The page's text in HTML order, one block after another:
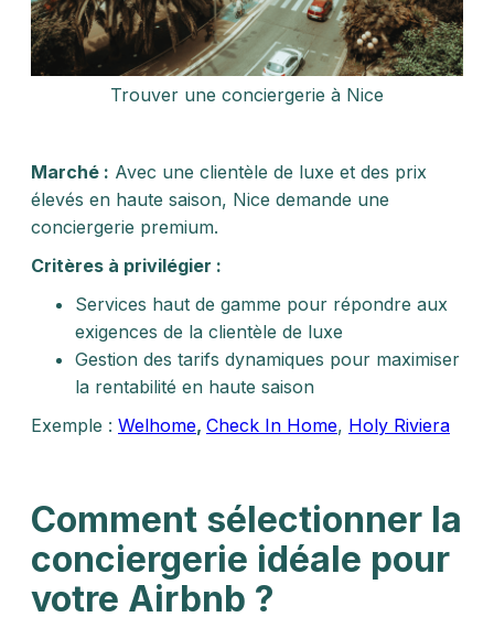
Trouver une conciergerie à Nice
Marché : Avec une clientèle de luxe et des prix
élevés en haute saison, Nice demande une
conciergerie premium.
Critères à privilégier :
Services haut de gamme pour répondre aux
exigences de la clientèle de luxe
Gestion des tarifs dynamiques pour maximiser
la rentabilité en haute saison
Exemple : Welhome, Check In Home, Holy Riviera
Comment sélectionner la
conciergerie idéale pour
votre Airbnb ?